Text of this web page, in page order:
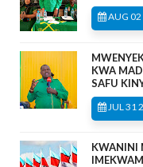
AUG
KWA
SAFU
JUL 31
KWANINI